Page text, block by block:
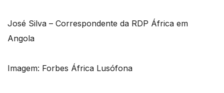
José Silva – Correspondente da RDP África em
Angola
Imagem: Forbes África Lusófona